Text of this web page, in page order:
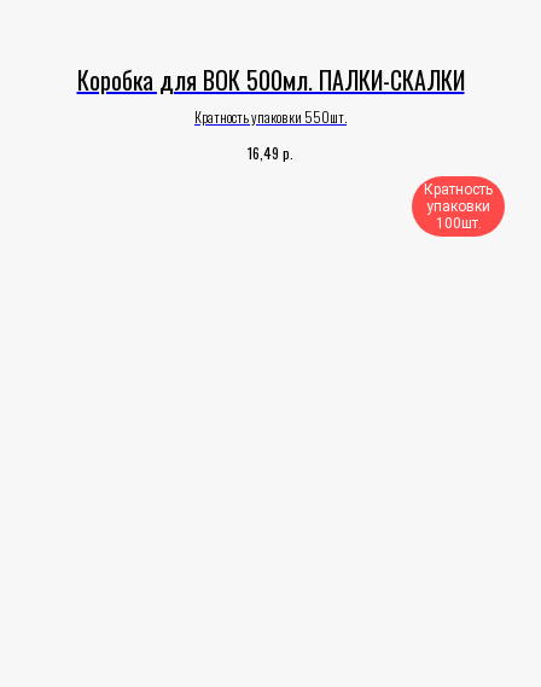
Коробка для ВОК 500мл. ПАЛКИ-СКАЛКИ
Кратность упаковки 550шт.
16,49 р.
Кратность
упаковки
100шт.​